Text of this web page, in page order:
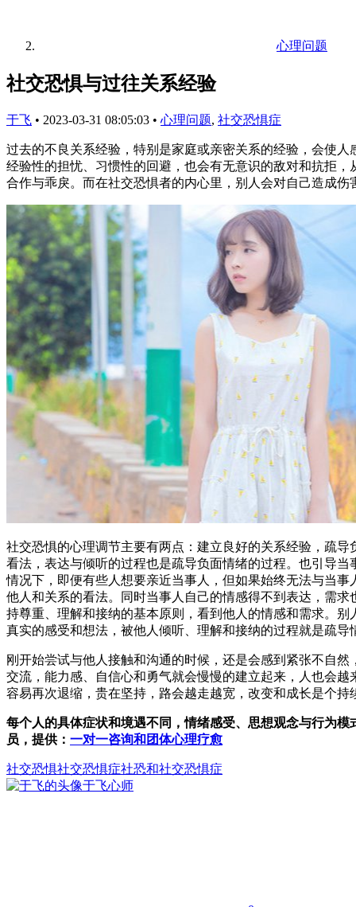
心理问题
社交恐惧与过往关系经验
于飞 • 2023-03-31 08:05:03 • 心理问题, 社交恐惧症
过去的不良关系经验，特别是家庭或亲密关系的经验，会使
经验性的担忧、习惯性的回避，也会有无意识的敌对和抗拒
合作与乖戾。而在社交恐惧者的内心里，别人会对自己造成
社交恐惧的心理调节主要有两点：建立良好的关系经验，疏
看法，表达与倾听的过程也是疏导负面情绪的过程。也引导
情况下，即便有些人想要亲近当事人，但如果始终无法与当
他人和关系的看法。同时当事人自己的情感得不到表达，需
持尊重、理解和接纳的基本原则，看到他人的情感和需求。
真实的感受和想法，被他人倾听、理解和接纳的过程就是疏导
刚开始尝试与他人接触和沟通的时候，还是会感到紧张不自
交流，能力感、自信心和勇气就会慢慢的建立起来，人也会
容易再次退缩，贵在坚持，路会越走越宽，改变和成长是个持
每个人的具体症状和境遇不同，情绪感受、思想观念与行为
员，提供： 一对一咨询和团体心理疗愈
社交恐惧社交恐惧症社恐和社交恐惧症
于飞心师